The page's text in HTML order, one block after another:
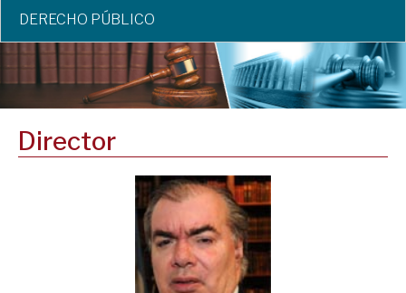
DERECHO PÚBLICO
Director